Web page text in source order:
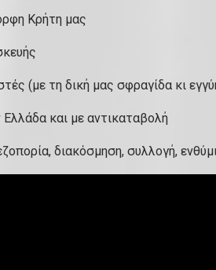
Κρήτη μας
(με τη δική μας σφραγίδα κι
και με αντικαταβολή
διακόσμηση, συλλογή,